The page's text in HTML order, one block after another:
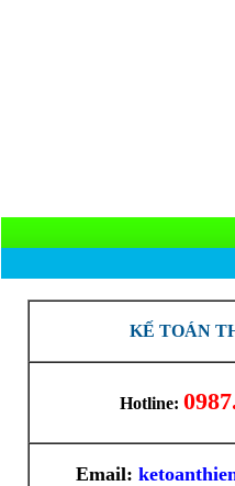
KẾ TOÁN
Hotline:
Email: